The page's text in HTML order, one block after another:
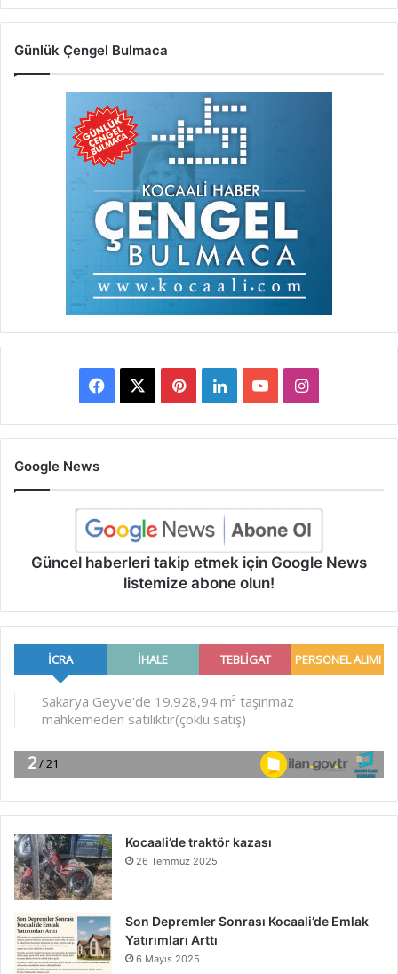
Günlük Çengel Bulmaca
Facebook PinterestLinkedInYouTubeInstagram
Google News
Güncel haberleri takip etmek için Google News
listemize abone olun!
Kocaali’de traktör kazası
26 Temmuz 2025
Son Depremler Sonrası Kocaali’de Emlak
Yatırımları Arttı
6 Mayıs 2025